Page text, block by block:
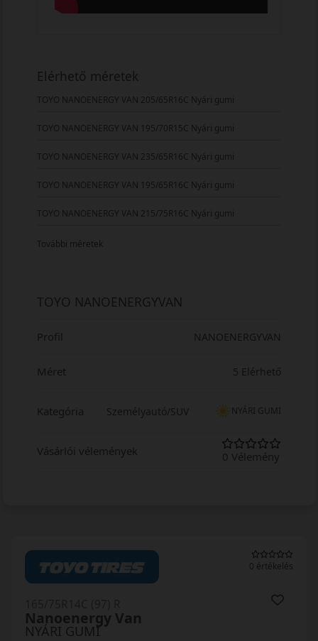
Elérhető méretek
TOYO NANOENERGY VAN 205/65R16C Nyári gumi
TOYO NANOENERGY VAN 195/70R15C Nyári gumi
TOYO NANOENERGY VAN 235/65R16C Nyári gumi
TOYO NANOENERGY VAN 195/65R16C Nyári gumi
TOYO NANOENERGY VAN 215/75R16C Nyári gumi
További méretek
TOYO NANOENERGYVAN
Profil NANOENERGYVAN
Méret 5 Elérhető
Kategória Személyautó/SUV NYÁRI GUMI
Vásárlói vélemények 0 Vélemény
0 értékelés
NYÁRI GUMI
Nanoenergy Van